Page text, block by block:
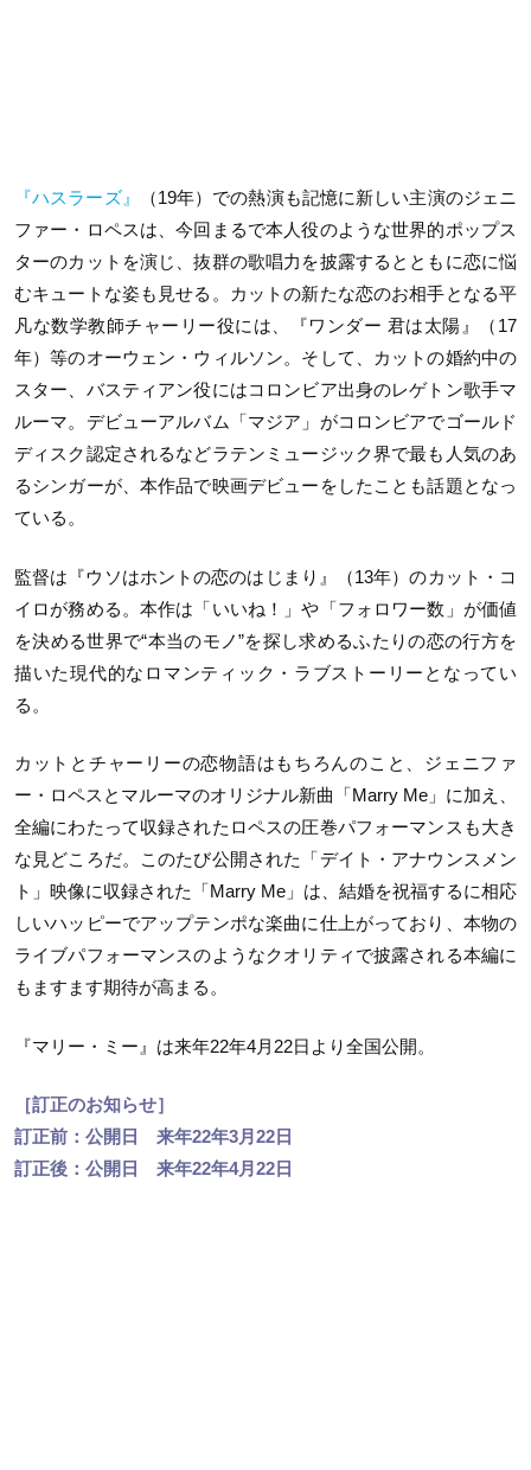
『ハスラーズ』
（19年）での熱演も記憶に新しい主演のジェニ
ファー・ロペスは、今回まるで本人役のような世界的ポップス
ターのカットを演じ、抜群の歌唱力を披露するとともに恋に悩
むキュートな姿も見せる。カットの新たな恋のお相手となる平
凡な数学教師チャーリー役には、『ワンダー 君は太陽』（17
年）等のオーウェン・ウィルソン。そして、カットの婚約中の
スター、バスティアン役にはコロンビア出身のレゲトン歌手マ
ルーマ。デビューアルバム「マジア」がコロンビアでゴールド
ディスク認定されるなどラテンミュージック界で最も人気のあ
るシンガーが、本作品で映画デビューをしたことも話題となっ
ている。
監督は『ウソはホントの恋のはじまり』（13年）のカット・コ
イロが務める。本作は「いいね！」や「フォロワー数」が価値
を決める世界で“本当のモノ”を探し求めるふたりの恋の行方を
描いた現代的なロマンティック・ラブストーリーとなってい
る。
カットとチャーリーの恋物語はもちろんのこと、ジェニファ
ー・ロペスとマルーマのオリジナル新曲「Marry Me」に加え、
全編にわたって収録されたロペスの圧巻パフォーマンスも大き
な見どころだ。このたび公開された「デイト・アナウンスメン
ト」映像に収録された「Marry Me」は、結婚を祝福するに相応
しいハッピーでアップテンポな楽曲に仕上がっており、本物の
ライブパフォーマンスのようなクオリティで披露される本編に
もますます期待が高まる。
『マリー・ミー』は来年22年4月22日より全国公開。
［訂正のお知らせ］
訂正前：公開日 来年22年3月22日
訂正後：公開日 来年22年4月22日